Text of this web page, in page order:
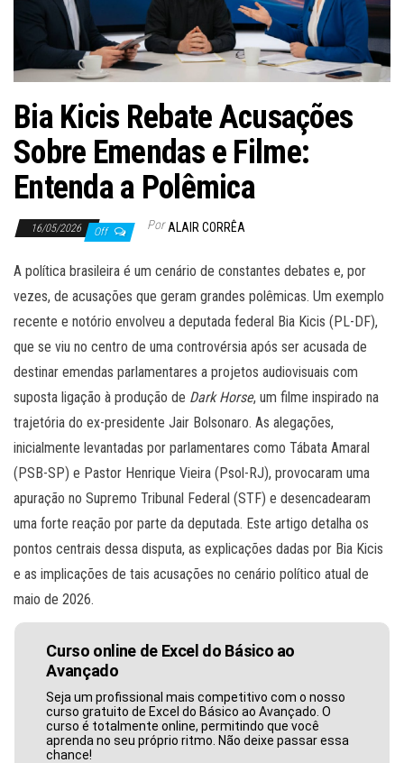
Bia Kicis Rebate Acusações
Sobre Emendas e Filme:
Entenda a Polêmica
16/05/2026 Off Por ALAIR CORRÊA
A política brasileira é um cenário de constantes debates e, por
vezes, de acusações que geram grandes polêmicas. Um exemplo
recente e notório envolveu a deputada federal Bia Kicis (PL-DF),
que se viu no centro de uma controvérsia após ser acusada de
destinar emendas parlamentares a projetos audiovisuais com
suposta ligação à produção de Dark Horse, um filme inspirado na
trajetória do ex-presidente Jair Bolsonaro. As alegações,
inicialmente levantadas por parlamentares como Tábata Amaral
(PSB-SP) e Pastor Henrique Vieira (Psol-RJ), provocaram uma
apuração no Supremo Tribunal Federal (STF) e desencadearam
uma forte reação por parte da deputada. Este artigo detalha os
pontos centrais dessa disputa, as explicações dadas por Bia Kicis
e as implicações de tais acusações no cenário político atual de
maio de 2026.
Curso online de Excel do Básico ao
Avançado
Seja um profissional mais competitivo com o nosso
curso gratuito de Excel do Básico ao Avançado. O
curso é totalmente online, permitindo que você
aprenda no seu próprio ritmo. Não deixe passar essa
chance!